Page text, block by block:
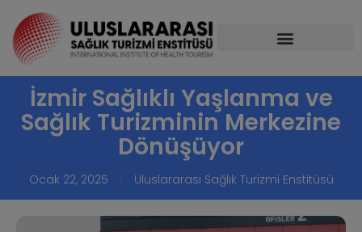
İzmir Sağlıklı Yaşlanma ve
Sağlık Turizminin Merkezine
Dönüşüyor
Ocak 22, 2025 Uluslararası Sağlık Turizmi Enstitüsü